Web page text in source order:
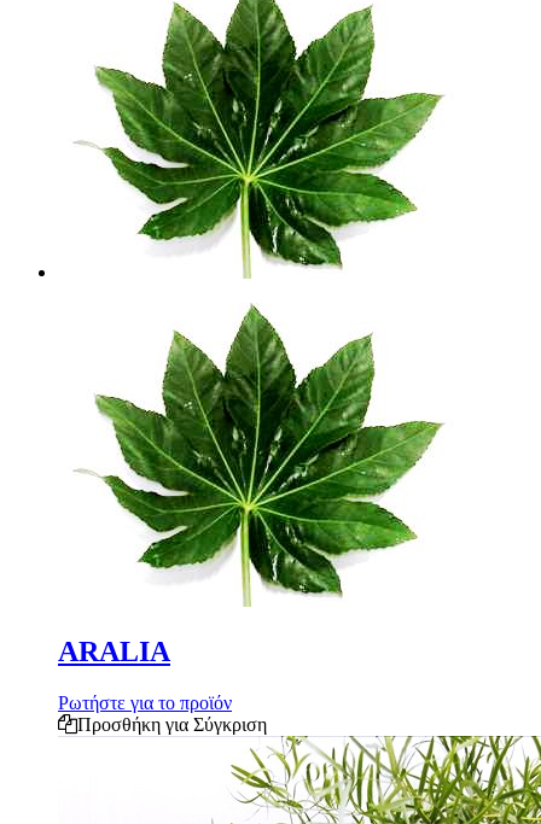
ARALIA
Ρωτήστε για το προϊόν
Προσθήκη για Σύγκριση